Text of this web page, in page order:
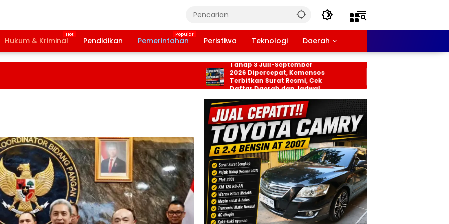
Hukum & Kriminal Pendidikan Pemerintahan Peristiwa Teknologi Daerah
Bansos PKH dan BPNT
Tahap 3 Juli-September
2026 Dipercepat, Kemensos
Terbitkan Surat Resmi, Cek
Daftar Daerah dan Jadwal